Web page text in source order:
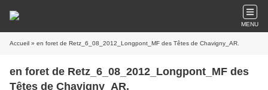
MENU
Accueil » en foret de Retz_6_08_2012_Longpont_MF des Têtes de Chavigny_AR.
en foret de Retz_6_08_2012_Longpont_MF des
Têtes de Chavigny_AR.